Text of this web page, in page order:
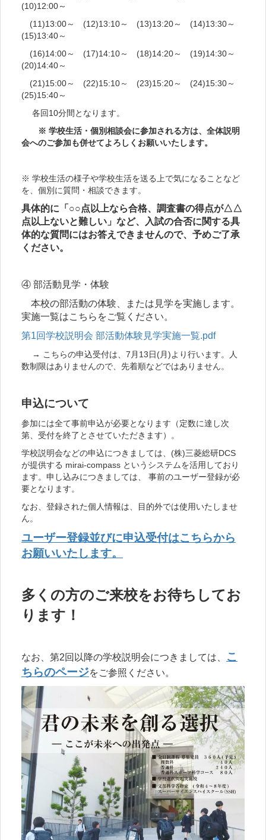
(10)12:00～
(11)13:00～ (12)13:10～ (13)13:20～ (14)13:30～
(15)13:40～
(16)14:00～ (17)14:10～ (18)14:20～ (19)14:30～
(20)14:40～
(21)15:00～ (22)15:10～ (23)15:20～ (24)15:30～
(25)15:40～
各回10分間となります。
※ 学校生活・個別相談会に参加される方は、全体説明
会へのご参加も併せてよろしくお願いいたします。
※ 学校生活の様子や学校生活を送る上で気になることなど
を、個別に質問・相談できます。
具体的に「○○点以上なら合格、調査書の得点が△△
点以上ないと難しい」など、入試の合否に関する具
体的な質問にはお答えできませんので、予めご了承
ください。
④ 部活動見学・体験
本校の部活動の体験、または見学を実施します。
実施一覧はこちらをご覧ください。
第1回学校説明会 部活動体験見学実施一覧.pdf
→ こちらの申込受付は、7月13日(月)より行います。人
数制限はありませんので、先着順などではありません。
申込について
参加には全て事前申込が必要となります（定数に達し次
第、受付を終了とさせていただきます）。
学校説明会などの申込につきましては、(株)三菱総研DCS
が提供する mirai-compass というシステムを活用しており
ます。申し込みにつきましては、 事前のユーザー登録が必
要となります。
なお、登録された個人情報は、目的外では使用いたしませ
ん。
ユーザー登録並びに申込受付はこちらから
お願いいたします。
多くの方のご来校をお待ちしてお
ります！
なお、第2回以降の学校説明会につきましては、
こ
ちらのページをご参照ください。